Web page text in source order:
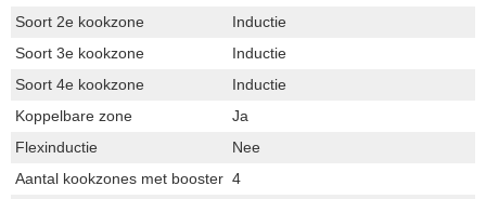
Soort 2e kookzone
Inductie
Soort 3e kookzone
Inductie
Soort 4e kookzone
Inductie
Koppelbare zone
Ja
Flexinductie
Nee
Aantal kookzones met booster 4